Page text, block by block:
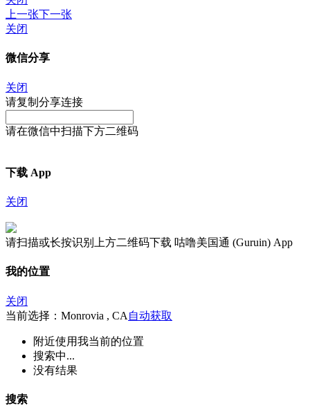
上一张下一张
关闭
微信分享
关闭
请复制分享连接
请在微信中扫描下方二维码
下载 App
关闭
请扫描或长按识别上方二维码下载 咕噜美国通 (Guruin) App
我的位置
关闭
当前选择：Monrovia , CA 自动获取
附近使用我当前的位置
搜索中...
没有结果
搜索